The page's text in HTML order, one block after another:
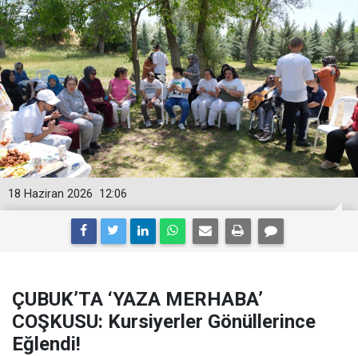
12:06
18 Haziran 2026
ÇUBUK’TA ‘YAZA MERHABA’
COŞKUSU: Kursiyerler Gönüllerince
Eğlendi!